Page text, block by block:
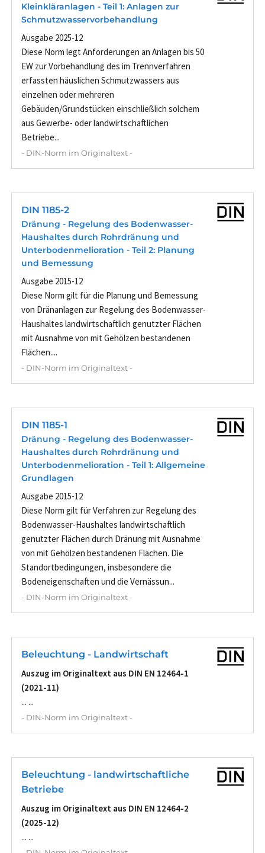
Kleinkläranlagen - Teil 1: Anlagen zur
Schmutzwasservorbehandlung
Ausgabe 2025-12
Diese Norm legt Anforderungen an Anlagen bis 50
EW zur Vorbehandlung des im Trennverfahren
erfassten häuslichen Schmutzwassers aus
einzelnen oder mehreren
Gebäuden/Grundstücken einschließlich solchem
aus Gewerbe- oder landwirtschaftlichen
Betriebe...
- DIN-Norm im Originaltext -
DIN 1185-2
Dränung - Regelung des Bodenwasser-
Haushaltes durch Rohrdränung und
Unterbodenmelioration - Teil 2: Planung
und Bemessung
Ausgabe 2015-12
Diese Norm gilt für die Planung und Bemessung
von Dränanlagen zur Regelung des Bodenwasser-
Haushaltes landwirtschaftlich genutzter Flächen
mit Ausnahme von mit Gehölzen bestandenen
Flächen....
- DIN-Norm im Originaltext -
DIN 1185-1
Dränung - Regelung des Bodenwasser-
Haushaltes durch Rohrdränung und
Unterbodenmelioration - Teil 1: Allgemeine
Grundlagen
Ausgabe 2015-12
Diese Norm gilt für Verfahren zur Regelung des
Bodenwasser-Haushaltes landwirtschaftlich
genutzter Flächen durch Dränung mit Ausnahme
von mit Gehölzen bestandenen Flächen. Die
Standortbedingungen, insbesondere die
Bodeneigenschaften und die Vernässun...
- DIN-Norm im Originaltext -
Beleuchtung - Landwirtschaft
Auszug im Originaltext aus DIN EN 12464-1
(2021-11)
... ...
- DIN-Norm im Originaltext -
Beleuchtung - landwirtschaftliche
Betriebe
Auszug im Originaltext aus DIN EN 12464-2
(2025-12)
... ...